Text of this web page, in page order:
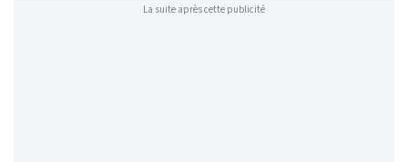
La suite après cette publicité